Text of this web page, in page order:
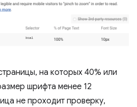
на которых 40% или
шрифта менее 12
не проходит проверку,